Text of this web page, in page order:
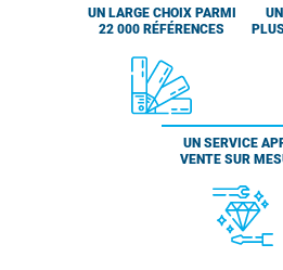
UN LARGE CHOIX PARMI
22 000 RÉFÉRENCES
UN SERVICE
VENTE SUR